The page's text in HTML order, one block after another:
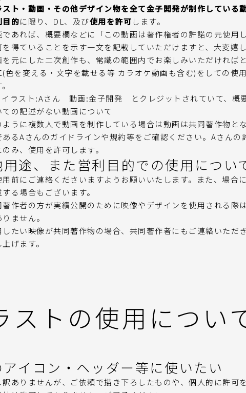
スト・動画・その他デザイン物を全て金子開発が制作している
目的に限り、DL、及び使用を許可 します。
であれば、概要欄などに「この動画は著作権者の許諾の元使用
を得ていることを示す一文を記載していただけますと、大変嬉し
を元にした二次創作も、常識の範囲内でお楽しみいただければ
(色を変える・文字を載せる等 カラオケ動画も含む)をしての使
イラスト:Aさん 動画:金子開発 とクレジットされていて、概
ての記述がない動画について
ように複数人で動画を制作している場合は動画は共同著作物と
あるAさんのガイドラインや規約等をご確認ください。Aさんの
み、使用を許可します。
用途、また営利目的での使用につい
用前にご連絡くださいますようお願いいたします。また、場合
る場合もございます。
著作者の方が実績公開のために映像やデザインを使用される際
ません。
したい映像が共同著作物の場合、共同著作者にもご連絡いただ
げます。
ストの使用につい
アイコン・ヘッダー等に使いたい
訳ありませんが、ご依頼で描き下ろしたものや、個人的に許可